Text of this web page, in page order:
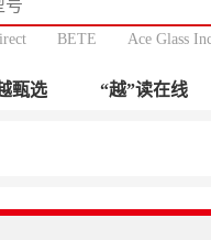
BETE Ace Glass
甄选 “越”读在线